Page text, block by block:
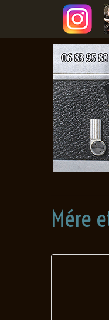
Mére